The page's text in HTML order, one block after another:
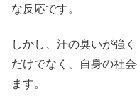
な反応です。
しかし、汗の臭いが強
だけでなく、自身の社
ます。